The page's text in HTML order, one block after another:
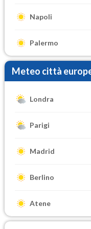
Napoli
Palermo
Meteo città
Londra
Parigi
Madrid
Berlino
Atene